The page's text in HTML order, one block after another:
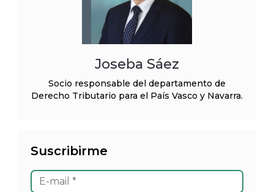
Joseba Sáez
Socio responsable del departamento de
Derecho Tributario para el País Vasco y Navarra.
Suscribirme